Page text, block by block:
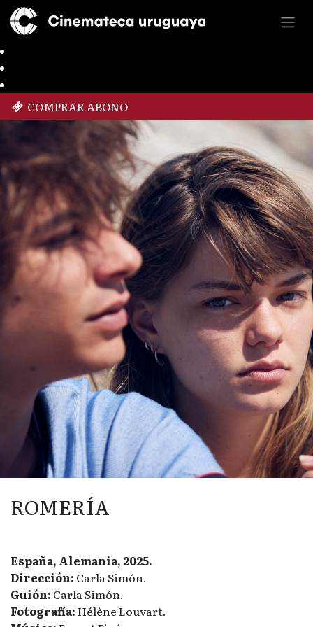
COMPRAR ABONO
ROMERÍA
España, Alemania, 2025.
Dirección: Carla Simón.
Guión: Carla Simón.
Fotografía:Hélène Louvart.